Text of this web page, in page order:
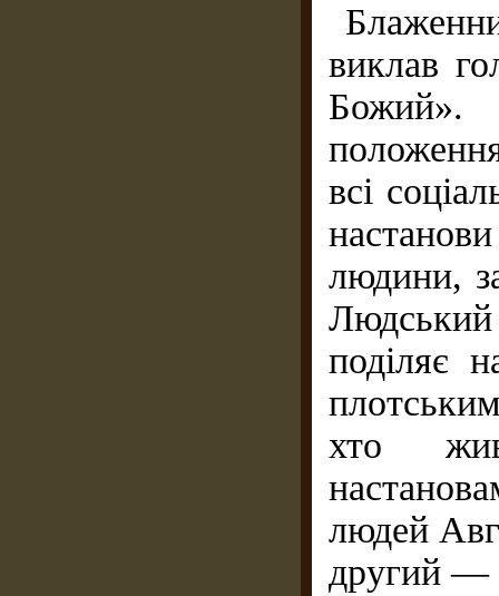
виклав
Божий».
всі
людини,
Людський
поділяє
хто
людей
другий —